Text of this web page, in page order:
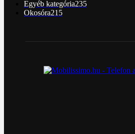
Egyéb kategória235
Okosóra215